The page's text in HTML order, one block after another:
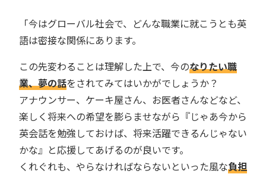
「今はグローバル社会で、どんな職業に就こうとも英
語は密接な関係にあります。
この先変わることは理解した上で、今のなりたい職
業、夢の話をされてみてはいかがでしょうか？
アナウンサー、ケーキ屋さん、お医者さんなどなど、
楽しく将来への希望を膨らませながら『じゃあ今から
英会話を勉強しておけば、将来活躍できるんじゃない
かな』と応援してあげるのが良いです。
くれぐれも、やらなければならないといった風な負担